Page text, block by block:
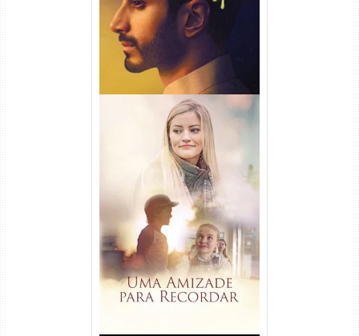
Uma Amizade para Recordar
Torrent (2025) WEB-DL 1080p
Dual Áudio